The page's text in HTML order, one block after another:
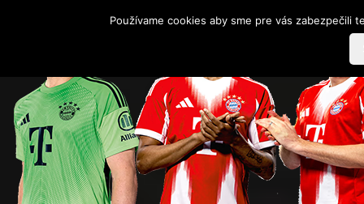
Používame cookies aby sme pre vás zabezpečili